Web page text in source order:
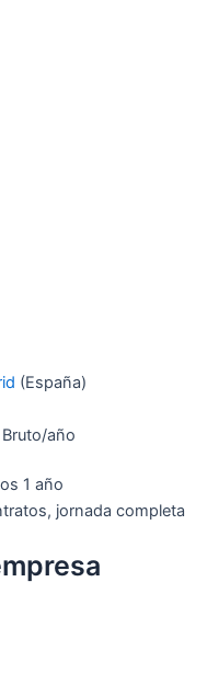
(España)
año
1 año
jornada completa